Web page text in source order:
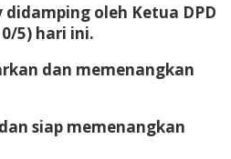
oleh Ketua DPD
5) hari ini.
dan memenangkan
siap memenangkan